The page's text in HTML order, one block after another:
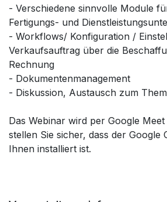
- Verschiedene sinnvolle Module
Fertigungs- und
- Workflows/ Konfiguration /
Verkaufsauftrag über die
Rechnung
- Dokumentenmanagement
- Diskussion, Austausch zum
Das Webinar wird per Google
stellen Sie sicher, dass der Google
Ihnen installiert ist.